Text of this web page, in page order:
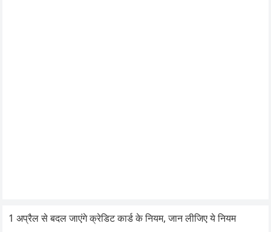
1 अप्रैल से बदल जाएंगे क्रेडिट कार्ड के नियम, जान लीजिए ये नियम